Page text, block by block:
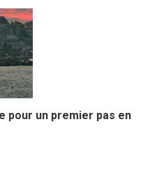
pour un premier pas en